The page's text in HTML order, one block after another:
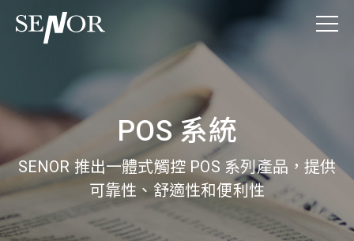
POS 系統
SENOR 推出一體式觸控 POS 系列產品，提供
可靠性、舒適性和便利性